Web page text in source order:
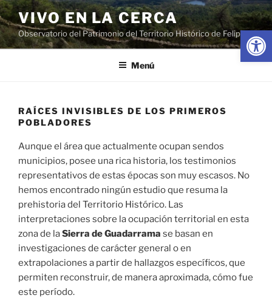
Abrir
Saltar
al
contenido
VIVO EN LA CERCA
Observatorio del Patrimonio del Territorio Histórico de Felipe II
Menú
RAÍCES INVISIBLES DE LOS PRIMEROS
POBLADORES
Aunque el área que actualmente ocupan sendos
municipios, posee una rica historia, los testimonios
representativos de estas épocas son muy escasos. No
hemos encontrado ningún estudio que resuma la
prehistoria del Territorio Histórico. Las
interpretaciones sobre la ocupación territorial en esta
zona de laSierra de Guadarrama se basan en
investigaciones de carácter general o en
extrapolaciones a partir de hallazgos específicos, que
permiten reconstruir, de manera aproximada, cómo fue
este período.